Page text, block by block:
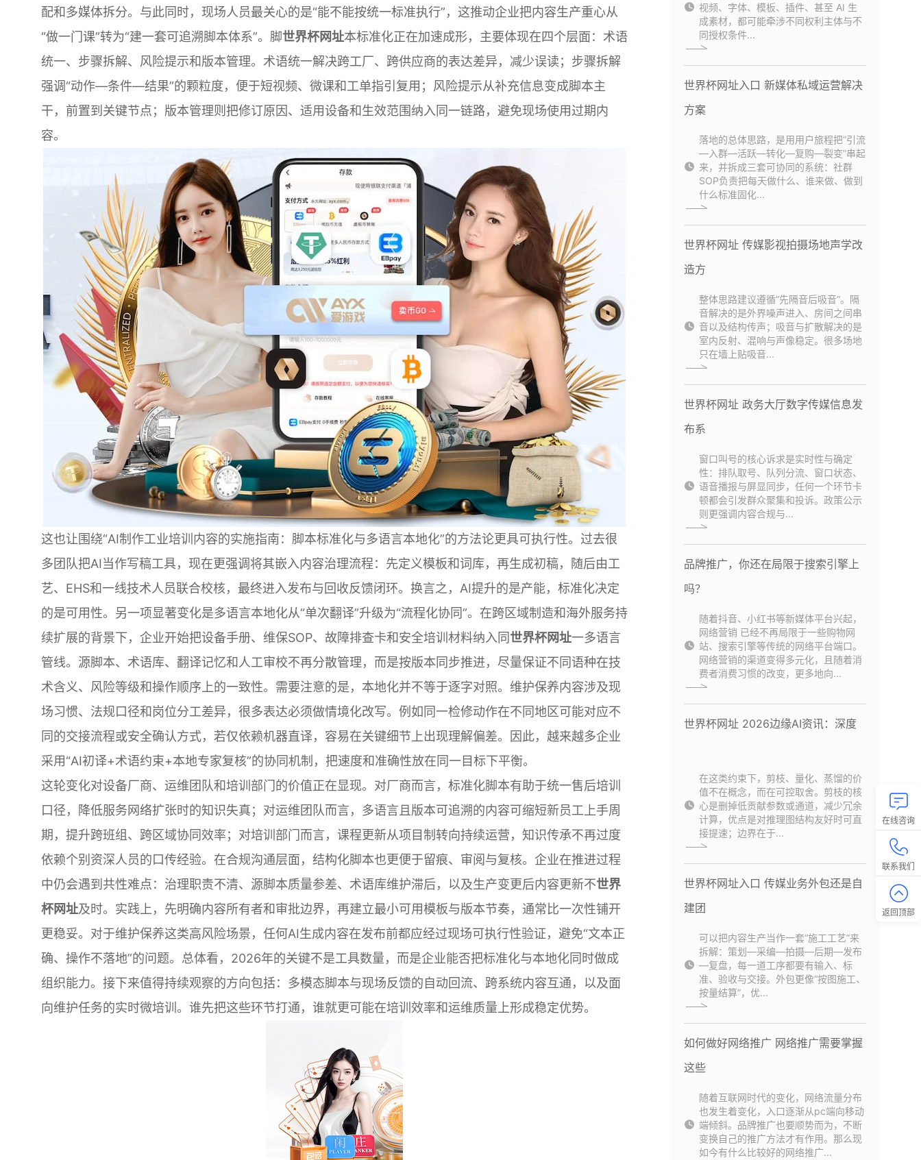
配和多媒体拆分。与此同时，现场人员最关心的是“能不能按统一标准执行”，这推动企业把内容生产重心从
“做一门课”转为“建一套可追溯脚本体系”。脚世界杯网址本标准化正在加速成形，主要体现在四个层面：术语
统一、步骤拆解、风险提示和版本管理。术语统一解决跨工厂、跨供应商的表达差异，减少误读；步骤拆解
强调“动作—条件—结果”的颗粒度，便于短视频、微课和工单指引复用；风险提示从补充信息变成脚本主
干，前置到关键节点；版本管理则把修订原因、适用设备和生效范围纳入同一链路，避免现场使用过期内
容。
这也让围绕“AI制作工业培训内容的实施指南：脚本标准化与多语言本地化”的方法论更具可执行性。过去很
多团队把AI当作写稿工具，现在更强调将其嵌入内容治理流程：先定义模板和词库，再生成初稿，随后由工
艺、EHS和一线技术人员联合校核，最终进入发布与回收反馈闭环。换言之，AI提升的是产能，标准化决定
的是可用性。另一项显著变化是多语言本地化从“单次翻译”升级为“流程化协同”。在跨区域制造和海外服务持
续扩展的背景下，企业开始把设备手册、维保SOP、故障排查卡和安全培训材料纳入同世界杯网址一多语言
管线。源脚本、术语库、翻译记忆和人工审校不再分散管理，而是按版本同步推进，尽量保证不同语种在技
术含义、风险等级和操作顺序上的一致性。需要注意的是，本地化并不等于逐字对照。维护保养内容涉及现
场习惯、法规口径和岗位分工差异，很多表达必须做情境化改写。例如同一检修动作在不同地区可能对应不
同的交接流程或安全确认方式，若仅依赖机器直译，容易在关键细节上出现理解偏差。因此，越来越多企业
采用“AI初译+术语约束+本地专家复核”的协同机制，把速度和准确性放在同一目标下平衡。
这轮变化对设备厂商、运维团队和培训部门的价值正在显现。对厂商而言，标准化脚本有助于统一售后培训
口径，降低服务网络扩张时的知识失真；对运维团队而言，多语言且版本可追溯的内容可缩短新员工上手周
期，提升跨班组、跨区域协同效率；对培训部门而言，课程更新从项目制转向持续运营，知识传承不再过度
依赖个别资深人员的口传经验。在合规沟通层面，结构化脚本也更便于留痕、审阅与复核。企业在推进过程
中仍会遇到共性难点：治理职责不清、源脚本质量参差、术语库维护滞后，以及生产变更后内容更新不世界
杯网址及时。实践上，先明确内容所有者和审批边界，再建立最小可用模板与版本节奏，通常比一次性铺开
更稳妥。对于维护保养这类高风险场景，任何AI生成内容在发布前都应经过现场可执行性验证，避免“文本正
确、操作不落地”的问题。总体看，2026年的关键不是工具数量，而是企业能否把标准化与本地化同时做成
组织能力。接下来值得持续观察的方向包括：多模态脚本与现场反馈的自动回流、跨系统内容互通，以及面
向维护任务的实时微培训。谁先把这些环节打通，谁就更可能在培训效率和运维质量上形成稳定优势。
视频、字体、模板、插件、甚至 AI 生
成素材，都可能牵涉不同权利主体与不
同授权条件...
世界杯网址入口 新媒体私域运营解决
方案
落地的总体思路，是用用户旅程把“引流
—入群—活跃—转化—复购—裂变”串起
来，并拆成三套可协同的系统：社群
SOP负责把每天做什么、谁来做、做到
什么标准固化...
世界杯网址 传媒影视拍摄场地声学改
造方
整体思路建议遵循“先隔音后吸音”。隔
音解决的是外界噪声进入、房间之间串
音以及结构传声；吸音与扩散解决的是
室内反射、混响与声像稳定。很多场地
只在墙上贴吸音...
世界杯网址 政务大厅数字传媒信息发
布系
窗口叫号的核心诉求是实时性与确定
性：排队取号、队列分流、窗口状态、
语音播报与屏显同步，任何一个环节卡
顿都会引发群众聚集和投诉。政策公示
则更强调内容合规与...
品牌推广，你还在局限于搜索引擎上
吗？
随着抖音、小红书等新媒体平台兴起，
网络营销 已经不再局限于一些购物网
站、搜索引擎等传统的网络平台端口。
网络营销的渠道变得多元化，且随着消
费者消费习惯的改变，更多地向...
世界杯网址 2026边缘AI资讯：深度
在这类约束下，剪枝、量化、蒸馏的价
值不在概念，而在可控取舍。剪枝的核
心是删掉低贡献参数或通道，减少冗余
计算，优点是对推理图结构友好时可直
接提速；边界在于...
世界杯网址入口 传媒业务外包还是自
建团
可以把内容生产当作一套“施工工艺”来
拆解：策划—采编—拍摄—后期—发布
—复盘，每一道工序都要有输入、标
准、验收与交接。外包更像“按图施工、
按量结算”，优...
如何做好网络推广 网络推广需要掌握
这些
随着互联网时代的变化，网络流量分布
也发生着变化，入口逐渐从pc端向移动
端倾斜。品牌推广也要顺势而为，不断
变换自己的推广方法才有作用。那么现
如今有什么比较好的网络推广...
在线咨询
联系我们
返回顶部